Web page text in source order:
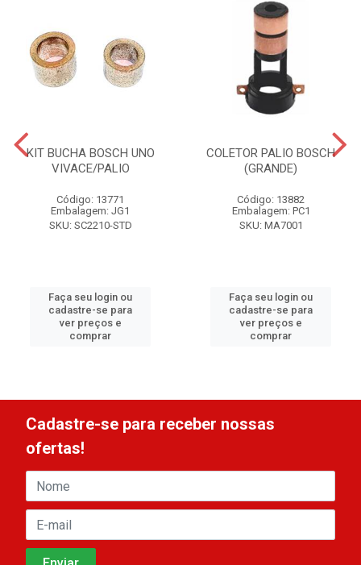
KIT BUCHA BOSCH UNO
VIVACE/PALIO
Código: 13771
Embalagem: JG1
SKU: SC2210-STD
Faça seu login ou
cadastre-se para
ver preços e
comprar
COLETOR PALIO BOSCH
(GRANDE)
Código: 13882
Embalagem: PC1
SKU: MA7001
Faça seu login ou
cadastre-se para
ver preços e
comprar
Cadastre-se para receber nossas
ofertas!